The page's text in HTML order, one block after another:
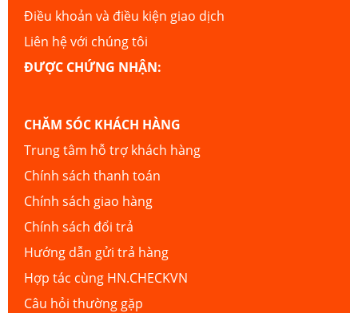
Điều khoản và điều kiện giao dịch
Liên hệ với chúng tôi
ĐƯỢC CHỨNG NHẬN:
CHĂM SÓC KHÁCH HÀNG
Trung tâm hỗ trợ khách hàng
Chính sách thanh toán
Chính sách giao hàng
Chính sách đổi trả
Hướng dẫn gửi trả hàng
Hợp tác cùng HN.CHECKVN
Câu hỏi thường gặp